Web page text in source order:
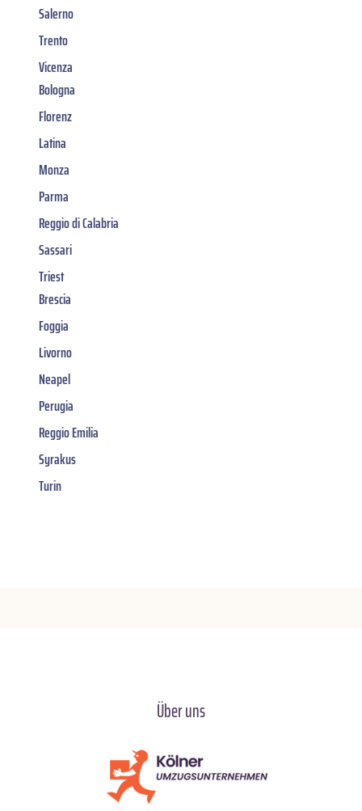
Salerno
Trento
Vicenza
Bologna
Florenz
Latina
Monza
Parma
Reggio di Calabria
Sassari
Triest
Brescia
Foggia
Livorno
Neapel
Perugia
Reggio Emilia
Syrakus
Turin
Über uns